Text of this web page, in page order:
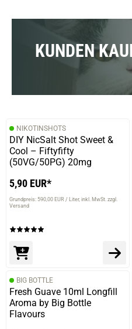
KUNDEN
NIKOTINSHOTS
DIY NicSalt Shot Sweet &
Cool – Fiftyfifty
(50VG/50PG) 20mg
5,90 EUR*
Grundpreis: 590,00 EUR / Liter inkl. MwSt. zzgl.
Versand
BIG BOTTLE
Fresh Guave 10ml Longfill
Aroma by Big Bottle
Flavours